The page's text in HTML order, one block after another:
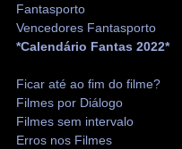
Fantasporto
Vencedores Fantasporto
*Calendário Fantas 2022*
Ficar até ao fim do filme?
Filmes por Diálogo
Filmes sem intervalo
Erros nos Filmes